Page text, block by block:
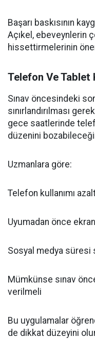
Başarı baskısının
Açıkel, ebeveynlerin
hissettirmelerinin
Telefon Ve Tablet
Sınav öncesindeki
sınırlandırılması
gece saatlerinde
düzenini
Uzmanlara göre:
Telefon kullanımı
Uyumadan önce ekran
Sosyal medya süresi
Mümkünse sınav
verilmeli
Bu uygulamalar
de dikkat düzeyini